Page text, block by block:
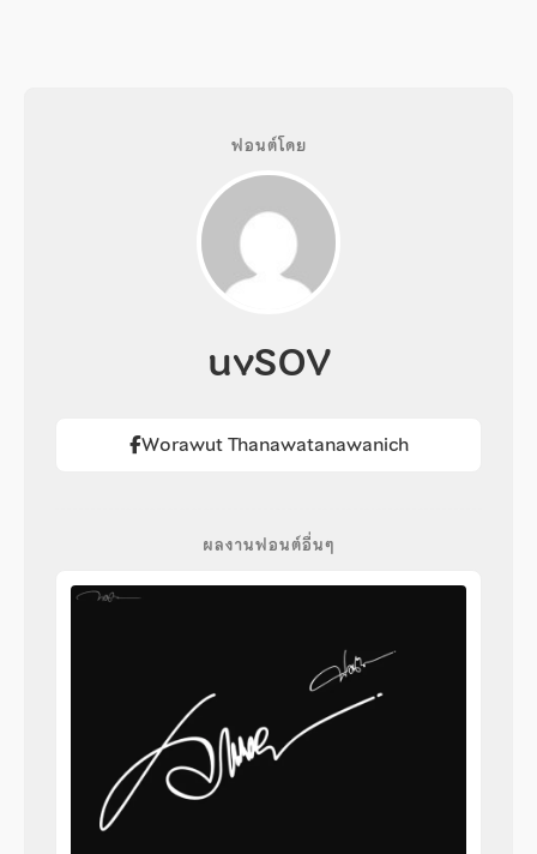
ฟอนต์โดย
uvSOV
Worawut Thanawatanawanich
ผลงานฟอนต์อื่นๆ